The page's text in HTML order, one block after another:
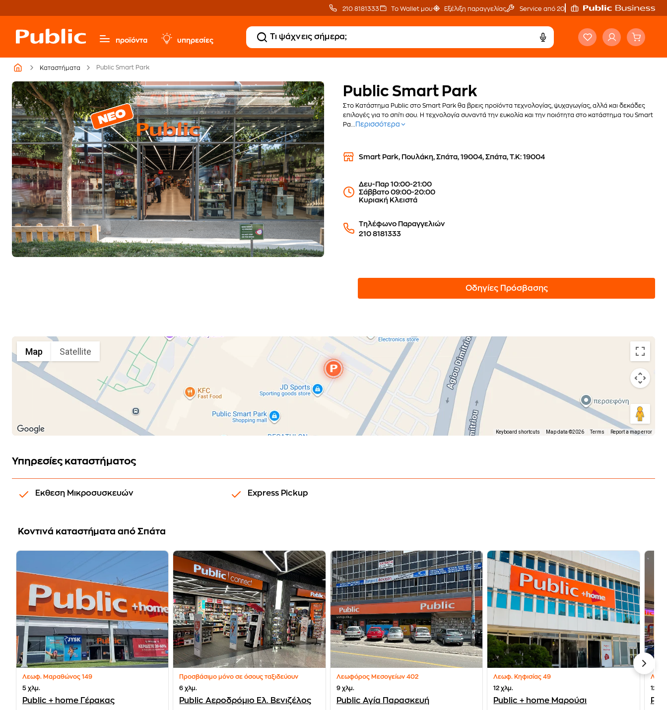
210 8181333 Το Wallet μου Εξέλιξη παραγγελίας Service από 20'
προϊόντα υπηρεσίες
Καταστήματα Public Smart Park
Public Smart Park
Στο Κατάστημα Public στο Smart Park θα βρεις προϊόντα τεχνολογίας, ψυχαγωγίας, αλλά και δεκάδες
επιλογές για το σπίτι σου. Η τεχνολογία συναντά την ευκολία και την ποιότητα στο κατάστημα του Smart
Pa...
Περισσότερα
Smart Park, Πουλάκη, Σπάτα, 19004, Σπάτα, Τ.Κ: 19004
Δευ-Παρ 10:00-21:00
Σάββατο 09:00-20:00
Κυριακή Κλειστά
Τηλέφωνο Παραγγελιών
210 8181333
Οδηγίες Πρόσβασης
Map Satellite
Keyboard shortcuts Map data ©2026 Terms Report a map error
Υπηρεσίες καταστήματος
Εκθεση Μικροσυσκευών Express Pickup
Koντινά καταστήματα από Σπάτα
Λεωφ. Μαραθώνος 149
5 χλμ.
Public + home Γέρακας
Προσβάσιμο μόνο σε όσους ταξιδεύουν
6 χλμ.
Public Αεροδρόμιο Ελ. Βενιζέλος
Λεωφόρος Μεσογείων 402
9 χλμ.
Public Αγία Παρασκευή
Λεωφ. Κηφισίας 49
12 χλμ.
Public + home Μαρούσι
12